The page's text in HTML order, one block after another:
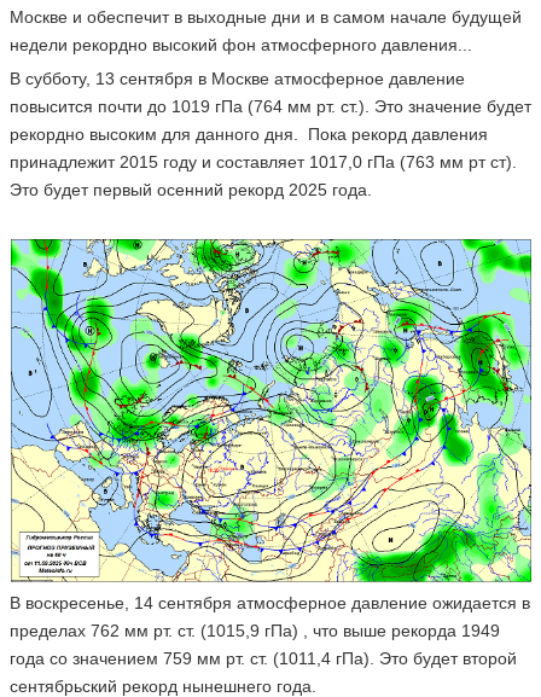
Москве и обеспечит в выходные дни и в самом начале будущей
недели рекордно высокий фон атмосферного давления...
В субботу, 13 сентября в Москве атмосферное давление
повысится почти до 1019 гПа (764 мм рт. ст.). Это значение будет
рекордно высоким для данного дня. Пока рекорд давления
принадлежит 2015 году и составляет 1017,0 гПа (763 мм рт ст).
Это будет первый осенний рекорд 2025 года.
В воскресенье, 14 сентября атмосферное давление ожидается в
пределах 762 мм рт. ст. (1015,9 гПа) , что выше рекорда 1949
года со значением 759 мм рт. ст. (1011,4 гПа). Это будет второй
сентябрьский рекорд нынешнего года.